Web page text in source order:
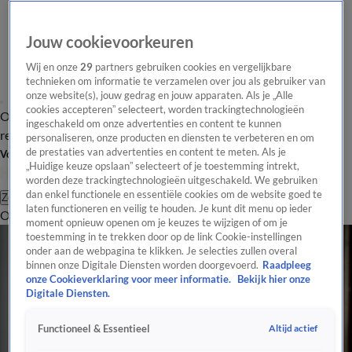
Overzicht Laatste nieuws Regionieuws Het beste van Hart
Tip de
redactie
Volg Hart van Nederland
Zoeken
OverzichtRegioUitzendingenWeerTip de redactiePanelVideo's
Jouw cookievoorkeuren
Wij en onze29 partners gebruiken cookies en vergelijkbare
technieken om informatie te verzamelen over jou als gebruiker van
onze website(s), jouw gedrag en jouw apparaten. Als je „Alle
cookies accepteren” selecteert, worden trackingtechnologieën
ingeschakeld om onze advertenties en content te kunnen
personaliseren, onze producten en diensten te verbeteren en om
de prestaties van advertenties en content te meten. Als je
„Huidige keuze opslaan” selecteert of je toestemming intrekt,
worden deze trackingtechnologieën uitgeschakeld. We gebruiken
dan enkel functionele en essentiële cookies om de website goed te
laten functioneren en veilig te houden. Je kunt dit menu op ieder
moment opnieuw openen om je keuzes te wijzigen of om je
toestemming in te trekken door op de link Cookie-instellingen
onder aan de webpagina te klikken. Je selecties zullen overal
binnen onze Digitale Diensten worden doorgevoerd. Raadpleeg
onze Cookieverklaring voor meer informatie.
Bekijk hier onze
Digitale Diensten.
Functioneel & Essentieel Altijd actief